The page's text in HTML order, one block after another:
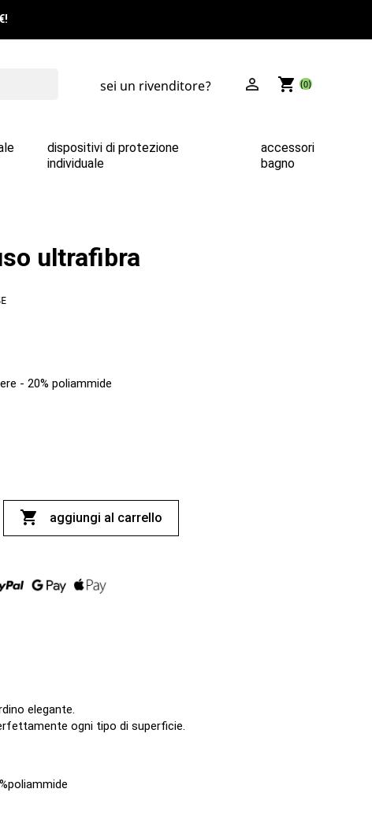
sei un rivenditore?  shopping_cart (0)
dispositivi di protezione
individuale
accessori
bagno
ultrafibra
- 20% poliammide
 aggiungi al carrello
elegante.
ogni tipo di superficie.